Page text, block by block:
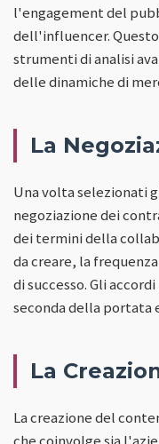
l'engagement del
dell'influencer.
strumenti di analisi
delle dinamiche di
La
Una volta selezionati
negoziazione dei
dei termini della
da creare, la
di successo. Gli
seconda della
La
La creazione del